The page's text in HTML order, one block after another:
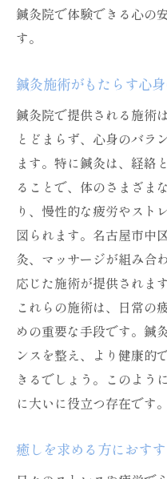
施術後のフィ
験
心と体のバランス
鍼灸院で整え
名古屋市中区
バランスの取
鍼灸がもたらす
施術を通じて
善
名古屋市中区
鍼灸院で得られる
性
リフレッシュ
名古屋市中区の
心身の疲れを
鍼灸院で体験できる心の
す。
鍼灸施術がもたらす心
鍼灸院で提供される施術
とどまらず、心身のバラ
ます。特に鍼灸は、経絡
ることで、体のさまざま
り、慢性的な疲労やスト
図られます。名古屋市中
灸、マッサージが組み合
応じた施術が提供されま
これらの施術は、日常の
めの重要な手段です。鍼
ンスを整え、より健康的
きるでしょう。このよう
に大いに役立つ存在です。
癒しを求める方におす